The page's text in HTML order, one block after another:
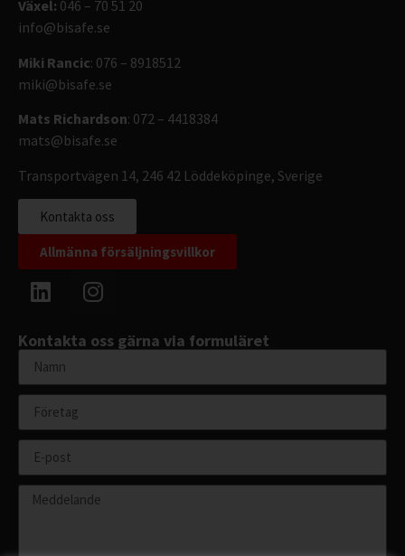
Växel: 046 – 70 51 20
info@bisafe.se
Miki Rancic: 076 – 8918512
miki@bisafe.se
Mats Richardson: 072 – 4418384
mats@bisafe.se
Transportvägen 14, 246 42 Löddeköpinge, Sverige
Kontakta oss
Allmänna försäljningsvillkor
Kontakta oss gärna via formuläret